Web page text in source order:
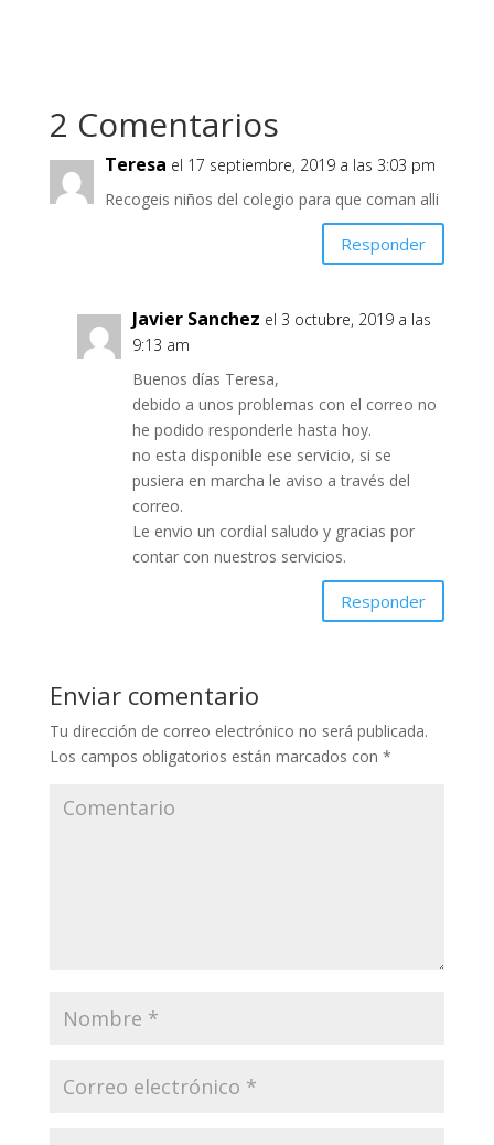
2 Comentarios
Teresa el 17 septiembre, 2019 a las 3:03 pm
Recogeis niños del colegio para que coman alli
Responder
Javier Sanchez el 3 octubre, 2019 a las
9:13 am
Buenos días Teresa,
debido a unos problemas con el correo no
he podido responderle hasta hoy.
no esta disponible ese servicio, si se
pusiera en marcha le aviso a través del
correo.
Le envio un cordial saludo y gracias por
contar con nuestros servicios.
Responder
Enviar comentario
Tu dirección de correo electrónico no será publicada.
Los campos obligatorios están marcados con *